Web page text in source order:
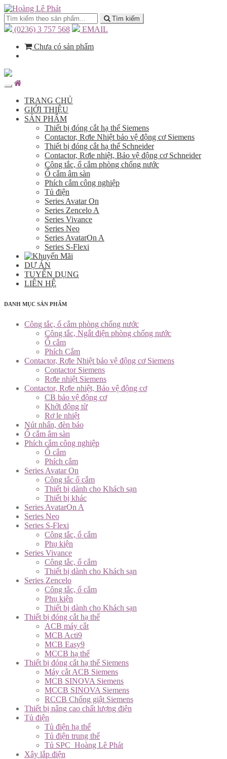
Tìm kiếm
(0236) 3 757 568
EMAIL
Chưa có sản phẩm
TRANG CHỦ
GIỚI THIỆU
SẢN PHẨM
Thiết bị đóng cắt hạ thế Siemens
Contactor, Rơle Nhiệt bảo vệ động cơ Siemens
Thiết bị đóng cắt hạ thế Schneider
Contactor, Rơle nhiệt, Bảo vệ động cơ Schneider
Công tắc, ổ cắm phòng chống nước
Ổ cắm âm sàn
Phích cắm công nghiệp
Tủ điện
Series Avatar On
Series Zencelo A
Series Vivance
Series Neo
Series AvatarOn A
Series S-Flexi
DỰ ÁN
TUYỂN DỤNG
LIÊN HỆ
DANH MỤC SẢN PHẨM
Công tắc, ổ cắm phòng chống nước
Công tắc, Ngắt điện phòng chống nước
Ổ cắm
Phích Cắm
Contactor, Rơle Nhiệt bảo vệ động cơ Siemens
Contactor Siemens
Rơle nhiệt Siemens
Contactor, Rơle nhiệt, Bảo vệ động cơ
CB bảo vệ động cơ
Khởi động từ
Rơ le nhiệt
Nút nhấn, đèn báo
Ổ cắm âm sàn
Phích cắm công nghiệp
Ổ cắm
Phích cắm
Series Avatar On
Công tắc ổ cắm
Thiết bị dành cho Khách sạn
Thiết bị khác
Series AvatarOn A
Series Neo
Series S-Flexi
Công tắc, ổ cắm
Phụ kiện
Series Vivance
Công tắc, ổ cắm
Thiết bị dành cho Khách sạn
Series Zencelo
Công tắc, ổ cắm
Phụ kiện
Thiết bị dành cho Khách sạn
Thiết bị đóng cắt hạ thế
ACB máy cắt
MCB Acti9
MCB Easy9
MCCB hạ thế
Thiết bị đóng cắt hạ thế Siemens
Máy cắt ACB Siemens
MCB SINOVA Siemens
MCCB SINOVA Siemens
RCCB Chống giật Siemens
Thiết bị nâng cao chất lượng điện
Tủ điện
Tủ điện hạ thế
Tủ điện trung thế
Tủ SPC_Hoàng Lê Phát
Xây lắp điện